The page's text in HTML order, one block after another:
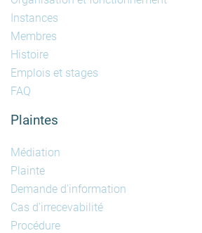
Instances
Membres
Histoire
Emplois et stages
FAQ
Plaintes
Médiation
Plainte
Demande d'information
Cas d'irrecevabilité
Procédure